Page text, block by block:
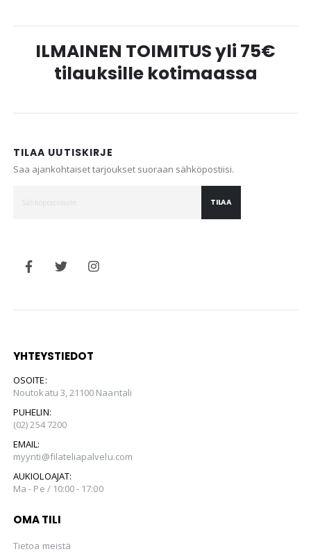
ILMAINEN TOIMITUS yli 75€
tilauksille kotimaassa
TILAA UUTISKIRJE
Saa ajankohtaiset tarjoukset suoraan sähköpostiisi.
TILAA
YHTEYSTIEDOT
OSOITE:
Noutokatu 3, 21100 Naantali
PUHELIN:
(02) 254 7200
EMAIL:
myynti@filateliapalvelu.com
AUKIOLOAJAT:
Ma - Pe / 10:00 - 17:00
OMA TILI
Tietoa meistä